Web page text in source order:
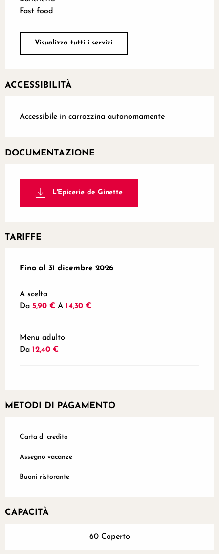
Fast food
Visualizza tutti i servizi
ACCESSIBILITÀ
Accessibile in carrozzina autonomamente
DOCUMENTAZIONE
L'Epicerie de Ginette
TARIFFE
Dal2 gennaio 2026al31 dicembre 2026
Fino al 31 dicembre 2026
A scelta
Da 5,90 € A 14,30 €
Menu adulto
Da 12,40 €
METODI DI PAGAMENTO
Carta di credito
Assegno vacanze
Buoni ristorante
CAPACITÀ
60 Coperto